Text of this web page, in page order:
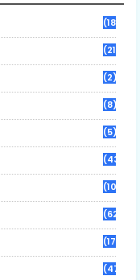
(184)
(21)
(2)
(8)
(5)
(43)
(108)
(62)
(17)
(470)